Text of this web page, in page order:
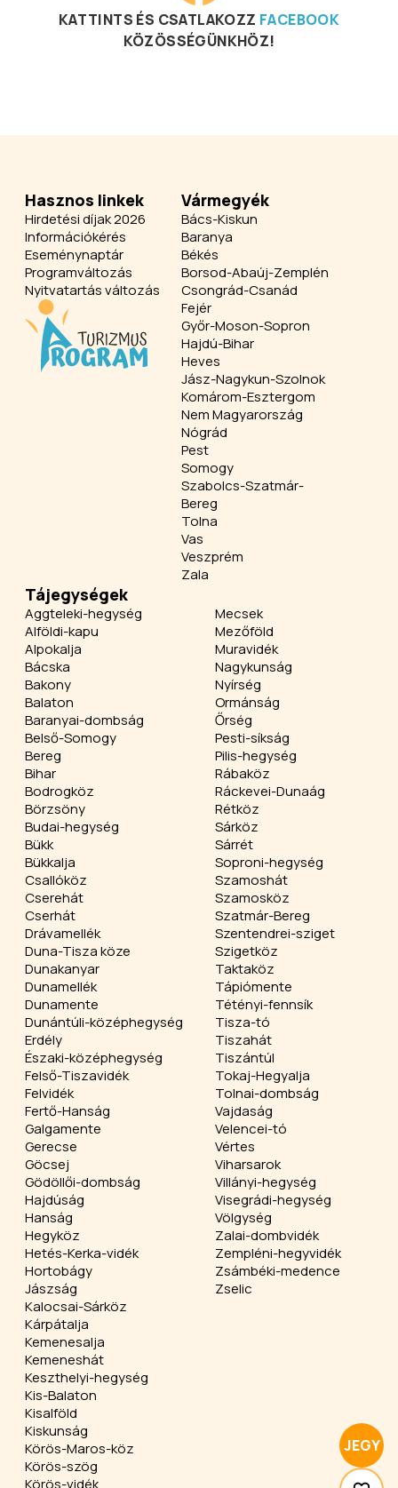
KATTINTS ÉS CSATLAKOZZ FACEBOOK
KÖZÖSSÉGÜNKHÖZ!
Hasznos linkek
Hirdetési díjak 2026
Információkérés
Eseménynaptár
Programváltozás
Nyitvatartás változás
Vármegyék
Bács-Kiskun
Baranya
Békés
Borsod-Abaúj-Zemplén
Csongrád-Csanád
Fejér
Győr-Moson-Sopron
Hajdú-Bihar
Heves
Jász-Nagykun-Szolnok
Komárom-Esztergom
Nem Magyarország
Nógrád
Pest
Somogy
Szabolcs-Szatmár-
Bereg
Tolna
Vas
Veszprém
Zala
Tájegységek
Aggteleki-hegység
Alföldi-kapu
Alpokalja
Bácska
Bakony
Balaton
Baranyai-dombság
Belső-Somogy
Bereg
Bihar
Bodrogköz
Börzsöny
Budai-hegység
Bükk
Bükkalja
Csallóköz
Cserehát
Cserhát
Drávamellék
Duna-Tisza köze
Dunakanyar
Dunamellék
Dunamente
Dunántúli-középhegység
Erdély
Északi-középhegység
Felső-Tiszavidék
Felvidék
Fertő-Hanság
Galgamente
Gerecse
Göcsej
Gödöllői-dombság
Hajdúság
Hanság
Hegyköz
Hetés-Kerka-vidék
Hortobágy
Jászság
Kalocsai-Sárköz
Kárpátalja
Kemenesalja
Kemeneshát
Keszthelyi-hegység
Kis-Balaton
Kisalföld
Kiskunság
Körös-Maros-köz
Körös-szög
Körös-vidék
Mecsek
Mezőföld
Muravidék
Nagykunság
Nyírség
Ormánság
Őrség
Pesti-síkság
Pilis-hegység
Rábaköz
Ráckevei-Dunaág
Rétköz
Sárköz
Sárrét
Soproni-hegység
Szamoshát
Szamosköz
Szatmár-Bereg
Szentendrei-sziget
Szigetköz
Taktaköz
Tápiómente
Tétényi-fennsík
Tisza-tó
Tiszahát
Tiszántúl
Tokaj-Hegyalja
Tolnai-dombság
Vajdaság
Velencei-tó
Vértes
Viharsarok
Villányi-hegység
Visegrádi-hegység
Völgység
Zalai-dombvidék
Zempléni-hegyvidék
Zsámbéki-medence
Zselic
JEGY